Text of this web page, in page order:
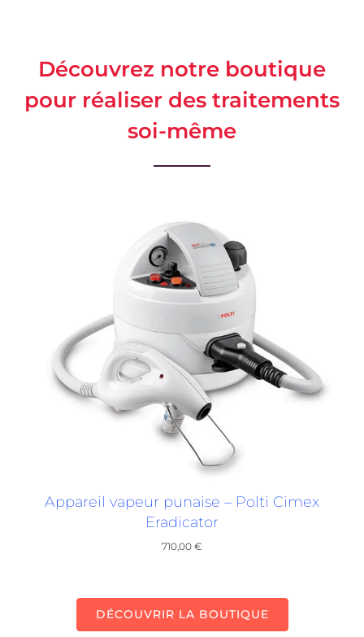
Découvrez notre boutique
pour réaliser des traitements
soi-même
Appareil vapeur punaise – Polti Cimex
Eradicator
710,00€
DÉCOUVRIR LA BOUTIQUE